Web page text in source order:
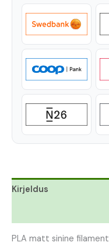
Kirjeldus
PLA matt sinine filament